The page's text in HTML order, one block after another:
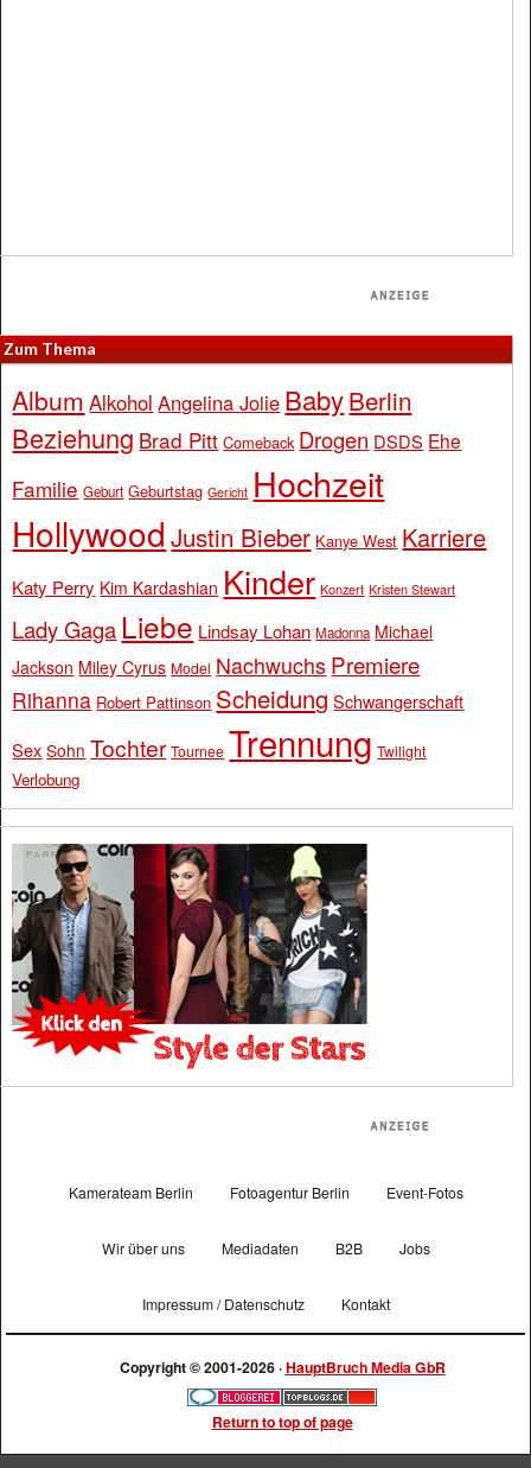
Zum Thema
Album Alkohol Angelina Jolie BabyBerlin
Beziehung Brad Pitt Comeback Drogen DSDS Ehe
Familie Geburt Geburtstag Gericht Hochzeit
Hollywood Justin Bieber Kanye West Karriere
Katy Perry Kim Kardashian Kinder Konzert Kristen Stewart
Lady Gaga Liebe Lindsay Lohan Madonna Michael
Jackson Miley Cyrus Model Nachwuchs Premiere
Rihanna Robert Pattinson Scheidung Schwangerschaft
Sex Sohn Tochter Tournee Trennung Twilight
Verlobung
Kamerateam Berlin Fotoagentur Berlin Event-Fotos
Wir über uns Mediadaten B2B Jobs
Impressum / Datenschutz Kontakt
Copyright © 2001-2026 ·HauptBruch Media GbR
Return to top of page